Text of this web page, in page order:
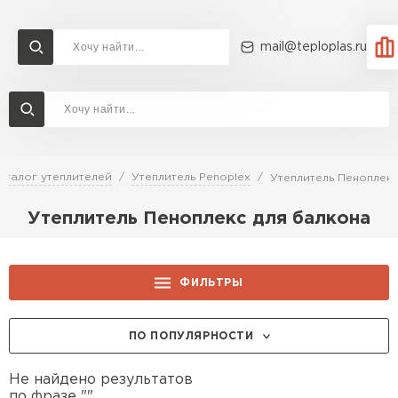
mail@teploplas.ru
утеплителей Утеплитель Penoplex Утеплитель
Утеплитель Пеноплекс для балкона
ФИЛЬТРЫ
ПО ПОПУЛЯРНОСТИ
Не найдено результатов
Доставка и оплата
Перейти в каталог
Утеплитель Ветонит
Утеплитель Rockwool
Утеплитель Knauf